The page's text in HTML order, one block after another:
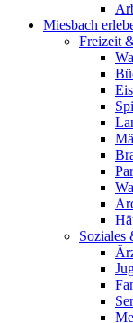
Miesbach
Freizeit
Soziales